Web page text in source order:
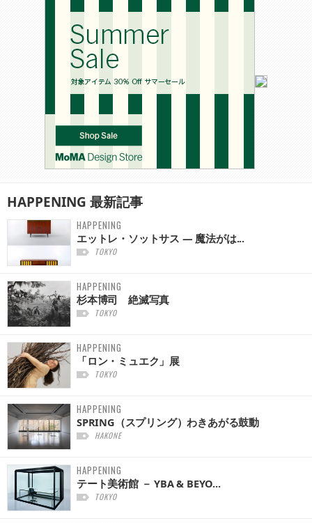
HAPPENING 最新記事
HAPPENING
エットレ・ソットサス — 魔法がは...
TOKYO
HAPPENING
杉本博司 絶滅写真
TOKYO
HAPPENING
「ロン・ミュエク」展
TOKYO
HAPPENING
SPRING（スプリング）わきあがる鼓動
HAKONE
HAPPENING
テート美術館 － YBA & BEYO...
TOKYO